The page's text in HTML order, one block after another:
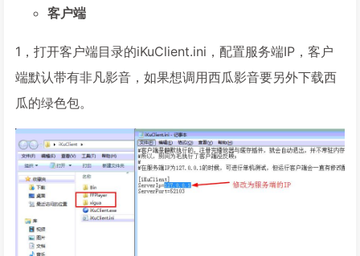
客户端
1，打开客户端目录的iKuClient.ini，配置服务端IP，客户
端默认带有非凡影音，如果想调用西瓜影音要另外下载西
瓜的绿色包。